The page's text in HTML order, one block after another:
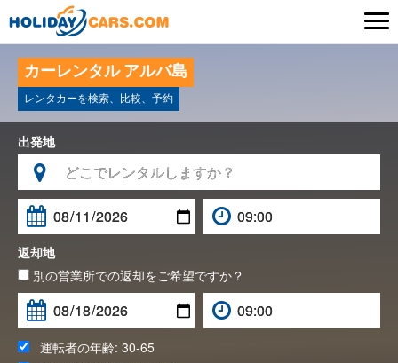
カーレンタル アルバ島
レンタカーを検索、比較、予約
出発地


返却地
別の営業所での返却をご希望ですか？
運転者の年齢: 30-65